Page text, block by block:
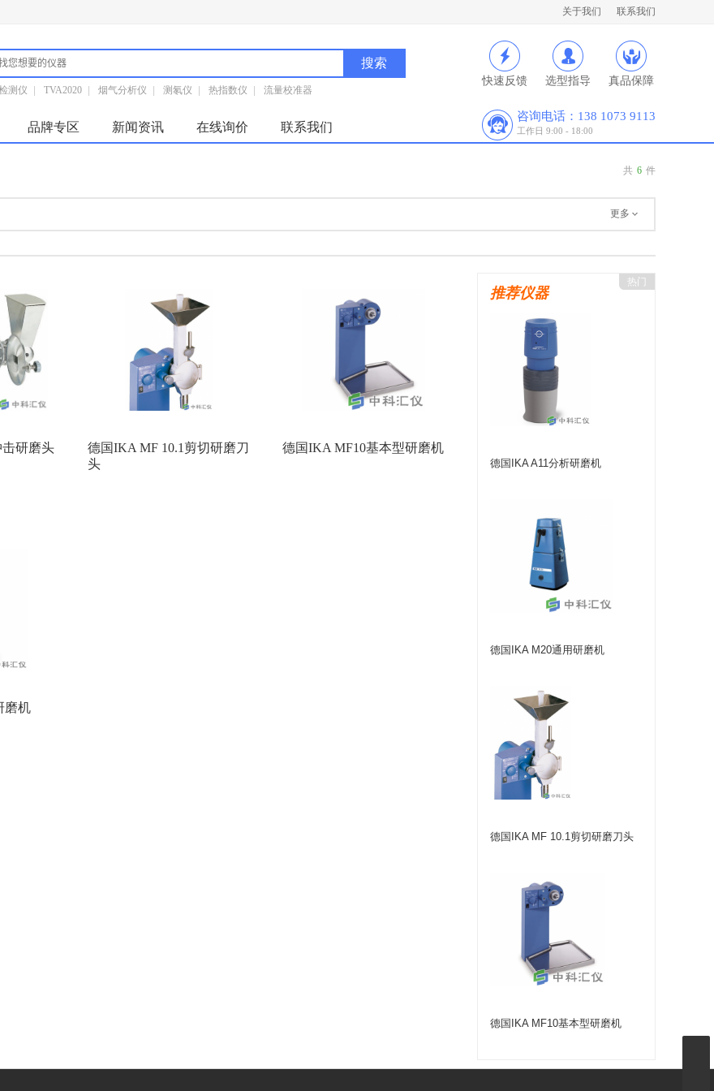
关于我们 联系我们
快速反馈 选型指导 真品保障
测仪 TVA2020 烟气分析仪 测氡仪 热指数仪 流量校准器
品牌专区 新闻资讯 在线询价 联系我们
咨询电话：138 1073 9113
工作日 9:00 - 18:00
共 6 件
更多
研磨头
德国IKA MF 10.1剪切研磨刀
头
德国IKA MF10基本型研磨机
磨机
热门
推荐仪器
德国IKA A11分析研磨机
德国IKA M20通用研磨机
德国IKA MF 10.1剪切研磨刀头
德国IKA MF10基本型研磨机